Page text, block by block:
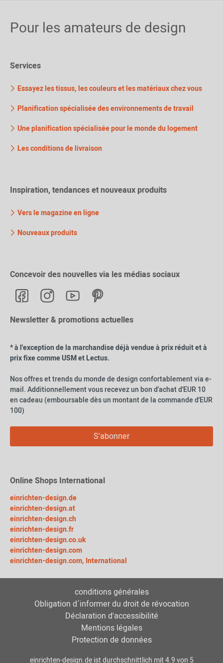
Pour les amateurs de design
Services
Essayez les tissus, les couleurs et les matériaux chez vous
Planification spécialisée des environnements de travail
Une planification spécialisée pour le monde du logement
Les conditions de livraison
Inspiration, tendances et nouveaux produits
Vers le magazine en ligne
Nouveaux produits
Concevoir des nouvelles via les médias sociaux
Newsletter & promotions actuelles
* à l'exception de la marchandise déjà vendue à prix réduit et à
prix fixe comme USM et Lectus.
Nos offres et trends du monde de design confortablement via e-
mail. Additionnellement vous recevez un bon d'achat d'EUR 10
en cadeau (emboursable dès un montant de la commande d'EUR
100)
S'abonner
Online Shops International
einrichten-design.de
einrichten-design.at
einrichten-design.ch
einrichten-design.fr
einrichten-design.co.uk
einrichten-design.com
einrichten-design.com, International
conditions générales
Obligation d´informer du droit de révocation
Déclaration d'accessibilité
Mentions légales
Protection de données
einrichten-design.deist durchschnittlich mit4.9von 5